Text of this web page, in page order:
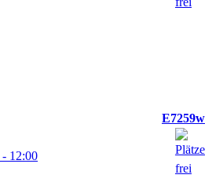
E7259w
- 12:00